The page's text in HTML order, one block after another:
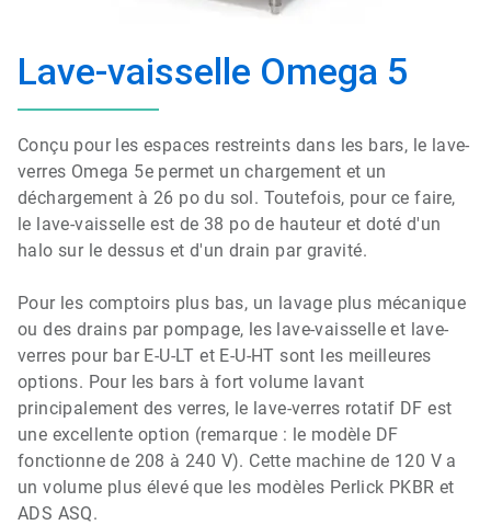
Lave-vaisselle Omega 5
Conçu pour les espaces restreints dans les bars, le lave-
verres Omega 5e permet un chargement et un
déchargement à 26 po du sol. Toutefois, pour ce faire,
le lave-vaisselle est de 38 po de hauteur et doté d'un
halo sur le dessus et d'un drain par gravité.
Pour les comptoirs plus bas, un lavage plus mécanique
ou des drains par pompage, les lave-vaisselle et lave-
verres pour bar E-U-LT et E-U-HT sont les meilleures
options. Pour les bars à fort volume lavant
principalement des verres, le lave-verres rotatif DF est
une excellente option (remarque : le modèle DF
fonctionne de 208 à 240 V). Cette machine de 120 V a
un volume plus élevé que les modèles Perlick PKBR et
ADS ASQ.